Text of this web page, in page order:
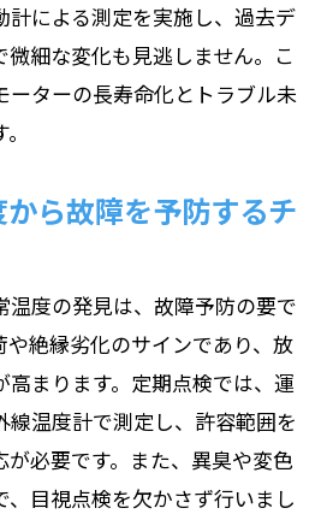
計による測定を実施し、過去デ
細な変化も見逃しません。こ
ーターの長寿命化とトラブル未
ら故障を予防するチ
温度の発見は、故障予防の要で
や絶縁劣化のサインであり、放
高まります。定期点検では、運
温度計で測定し、許容範囲を
必要です。また、異臭や変色
、目視点検を欠かさず行いまし